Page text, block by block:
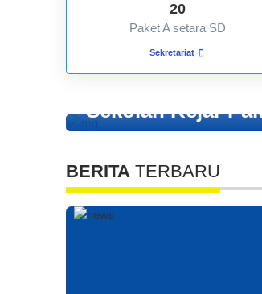
20
Paket A setara SD
Sekretariat
Sekolah Kejar
BERITA TERBARU